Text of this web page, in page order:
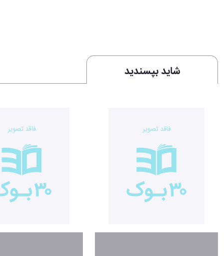
شاید بپسندید